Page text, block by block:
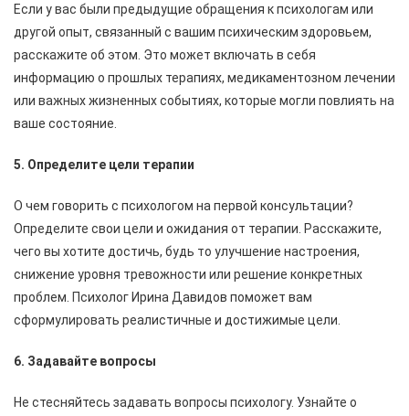
Если у вас были предыдущие обращения к психологам или
другой опыт, связанный с вашим психическим здоровьем,
расскажите об этом. Это может включать в себя
информацию о прошлых терапиях, медикаментозном лечении
или важных жизненных событиях, которые могли повлиять на
ваше состояние.
5. Определите цели терапии
О чем говорить с психологом на первой консультации?
Определите свои цели и ожидания от терапии. Расскажите,
чего вы хотите достичь, будь то улучшение настроения,
снижение уровня тревожности или решение конкретных
проблем. Психолог Ирина Давидов поможет вам
сформулировать реалистичные и достижимые цели.
6. Задавайте вопросы
Не стесняйтесь задавать вопросы психологу. Узнайте о